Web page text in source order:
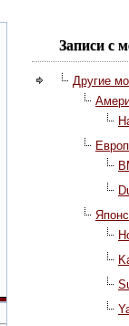
Записи с
Другие